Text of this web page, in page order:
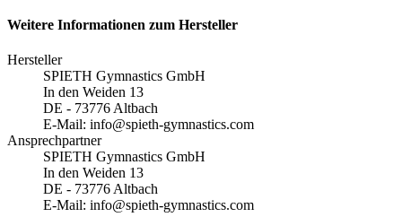
Weitere Informationen zum Hersteller
Hersteller
SPIETH Gymnastics GmbH
In den Weiden 13
DE - 73776 Altbach
E-Mail: info@spieth-gymnastics.com
Ansprechpartner
SPIETH Gymnastics GmbH
In den Weiden 13
DE - 73776 Altbach
E-Mail: info@spieth-gymnastics.com